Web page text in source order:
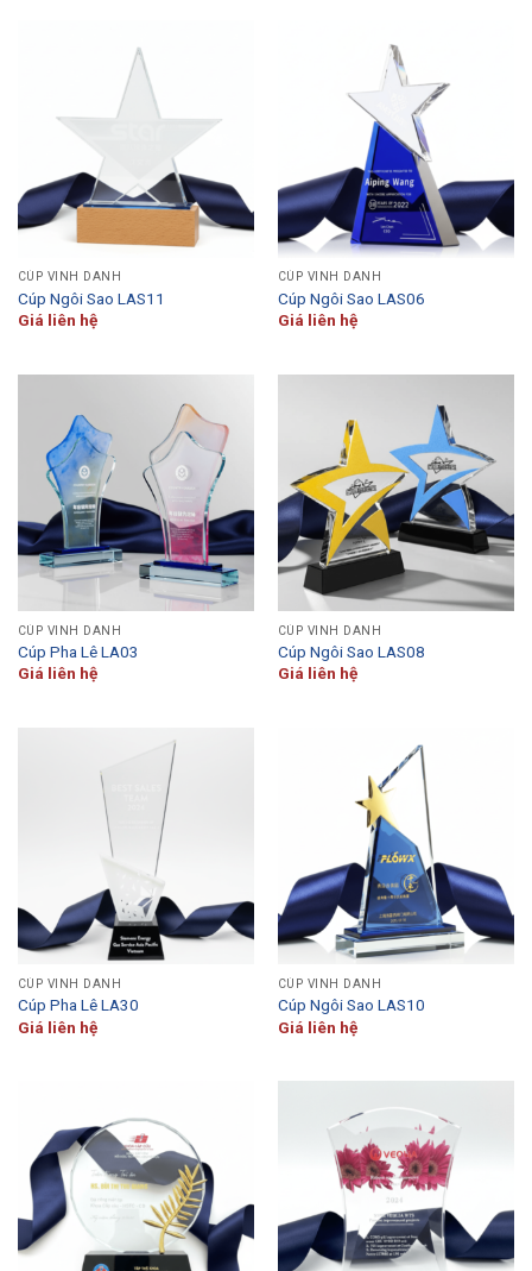
CÚP VINH DANH
Cúp Ngôi Sao LAS11
Giá liên hệ
CÚP VINH DANH
Cúp Ngôi Sao LAS06
Giá liên hệ
CÚP VINH DANH
Cúp Pha Lê LA03
Giá liên hệ
CÚP VINH DANH
Cúp Ngôi Sao LAS08
Giá liên hệ
CÚP VINH DANH
Cúp Pha Lê LA30
Giá liên hệ
CÚP VINH DANH
Cúp Ngôi Sao LAS10
Giá liên hệ